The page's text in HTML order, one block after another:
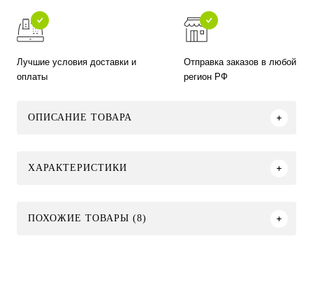
Лучшие условия доставки и
оплаты
Отправка заказов в любой
регион РФ
ОПИСАНИЕ ТОВАРА
ХАРАКТЕРИСТИКИ
ПОХОЖИЕ ТОВАРЫ (8)